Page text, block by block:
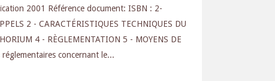
2001 Référence document: ISBN : 2-
2 - CARACTÉRISTIQUES TECHNIQUES DU
4 - RÈGLEMENTATION 5 - MOYENS DE
concernant le...